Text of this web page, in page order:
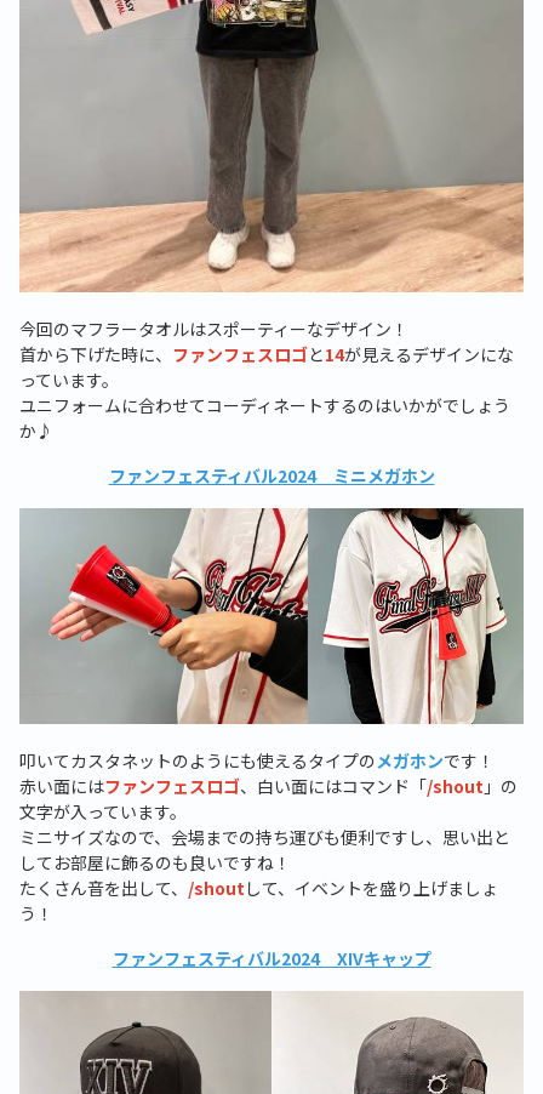
今回のマフラータオルはスポーティーなデザイン！
首から下げた時に、 ファンフェスロゴと14が見えるデザインにな
っています。
ユニフォームに合わせてコーディネートするのはいかがでしょう
か♪
ファンフェスティバル2024 ミニメガホン
叩いてカスタネットのようにも使えるタイプのメガホンです！
赤い面にはファンフェスロゴ、白い面にはコマンド「/shout 」の
文字が入っています。
ミニサイズなので、会場までの持ち運びも便利ですし、思い出と
してお部屋に飾るのも良いですね！
たくさん音を出して、 /shoutして、イベントを盛り上げましょ
う！
ファンフェスティバル2024 XIVキャップ